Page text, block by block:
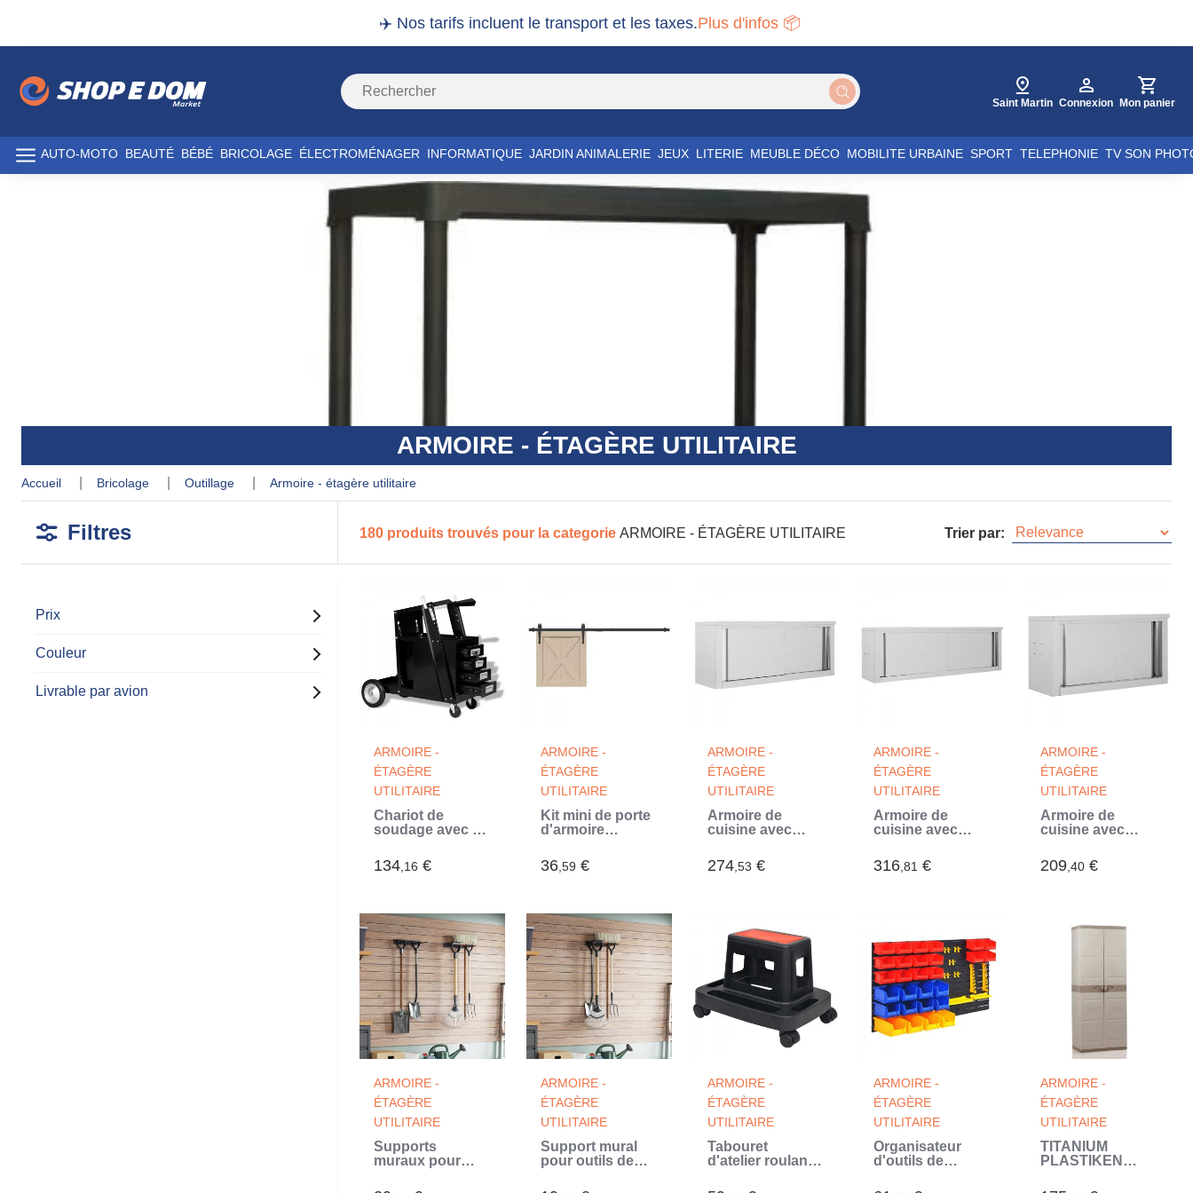
✈️ Nos tarifs incluent le transport et les taxes.Plus d'infos 📦
Saint Martin Connexion Mon panier
AUTO-MOTO BEAUTÉ BÉBÉ BRICOLAGE ÉLECTROMÉNAGER INFORMATIQUE JARDIN ANIMALERIE JEUX LITERIE MEUBLE DÉCO MOBILITE URBAINE SPORT TELEPHONIE TV SON
ARMOIRE - ÉTAGÈRE UTILITAIRE
accueil bricolage outillage armoire - étagère utilitaire
Filtres 180 produits trouvés pour la categorie ARMOIRE - ÉTAGÈRE UTILITAIRE Trier par:
Prix
Couleur
Livrable par avion
ARMOIRE -
ÉTAGÈRE
UTILITAIRE
Chariot de
soudage avec 4
134 ,16 €
ARMOIRE -
ÉTAGÈRE
UTILITAIRE
Kit mini de porte
d'armoire
cm acier au
carbone (Noir)
36,59 €
ARMOIRE -
ÉTAGÈRE
UTILITAIRE
Armoire de
cuisine avec
coulissantes
120x40x50 cm
274,53 €
ARMOIRE -
ÉTAGÈRE
UTILITAIRE
Armoire de
cuisine avec
coulissantes
150x40x50 cm
316 ,81 €
ARMOIRE -
ÉTAGÈRE
UTILITAIRE
Armoire de
cuisine avec
coulissantes
90x40x50 cm
209 ,40 €
ARMOIRE -
ÉTAGÈRE
UTILITAIRE
Supports
muraux pour
pcs noir acier
ARMOIRE -
ÉTAGÈRE
UTILITAIRE
Support mural
pour outils de
(Noir)
ARMOIRE -
ÉTAGÈRE
UTILITAIRE
Tabouret
d'atelier roulant
150 kg (Noir)
ARMOIRE -
ÉTAGÈRE
UTILITAIRE
Organisateur
d'outils de
(Multicouleur)
ARMOIRE -
ÉTAGÈRE
UTILITAIRE
TITANIUM
PLASTIKEN
avec étageres et